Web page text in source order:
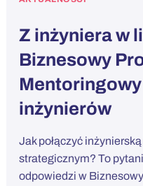
Z inżyniera w
Biznesowy
inżynierów
Jak połączyć
strategicznym? To
odpowiedzi w